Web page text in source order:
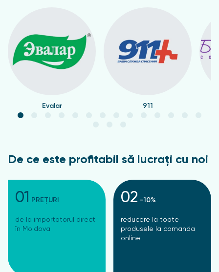
Evalar 911
De ce este profitabil să lucrați cu noi
01 PREȚURI
de la importatorul direct
în Moldova
02 -10%
reducere la toate
produsele la comanda
online